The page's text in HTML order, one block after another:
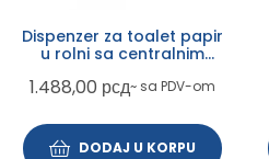
Dispenzer za toalet papir
u rolni sa centralnim
1.488,00 рсд~ sa PDV-om
DODAJ U KORPU